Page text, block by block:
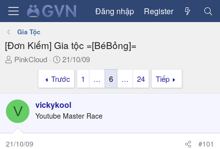
Đăng nhập Register
Gia Tộc
[Đơn Kiếm] Gia tộc =[BéBỏng]=
T
a
d
s
t
a
PinkCloud
N
g
à
y
ử
21/10/09
Trước
1 … 6 … 24 Tiếp
V vickykool
Youtube Master Race
21/10/09 #101